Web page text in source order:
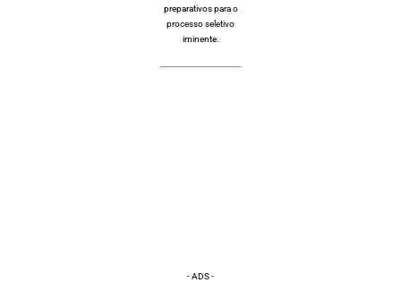
preparativos para o
processo seletivo
iminente.
- ADS -